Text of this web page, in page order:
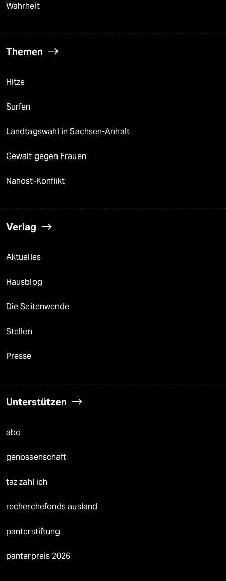
Wahrheit
Themen
Hitze
Surfen
Landtagswahl in Sachsen-Anhalt
Gewalt gegen Frauen
Nahost-Konflikt
Verlag
Aktuelles
Hausblog
Die Seitenwende
Stellen
Presse
Unterstützen
abo
genossenschaft
taz zahl ich
recherchefonds ausland
panterstiftung
panterpreis 2026